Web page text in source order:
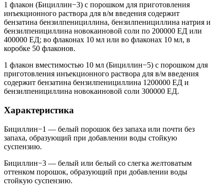
1 флакон (Бициллин−3) с порошком для приготовления
инъекционного раствора для в/м введения содержит
бензатина бензилпенициллина, бензилпенициллина натрия и
бензилпенициллина новокаиновой соли по 200000 ЕД или
400000 ЕД; во флаконах 10 мл или во флаконах 10 мл, в
коробке 50 флаконов.
1 флакон вместимостью 10 мл (Бициллин−5) с порошком для
приготовления инъекционного раствора для в/м введения
содержит бензатина бензилпенициллина 1200000 ЕД и
бензилпенициллина новокаиновой соли 300000 ЕД.
Характеристика
Бициллин−1 — белый порошок без запаха или почти без
запаха, образующий при добавлении воды стойкую
суспензию.
Бициллин−3 — белый или белый со слегка желтоватым
оттенком порошок, образующий при добавлении воды
стойкую суспензию.